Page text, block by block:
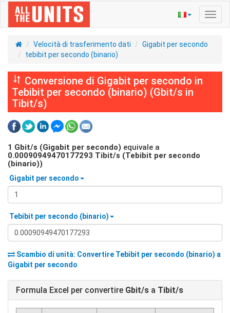
Velocità di trasferimento dati
Gigabit per secondo
tebibit per secondo (binario)
Conversione di Gigabit per secondo in
Tebibit per secondo (binario) (Gbit/s in
Tibit/s)
1 Gbit/s (Gigabit per secondo) equivale a
0.00090949470177293 Tibit/s (Tebibit per secondo
(binario))
Gigabit per secondo
Tebibit per secondo (binario)
Scambio di unità: Convertire Tebibit per secondo (binario) a
Gigabit per secondo
Formula Excel per convertire Gbit/s a Tibit/s